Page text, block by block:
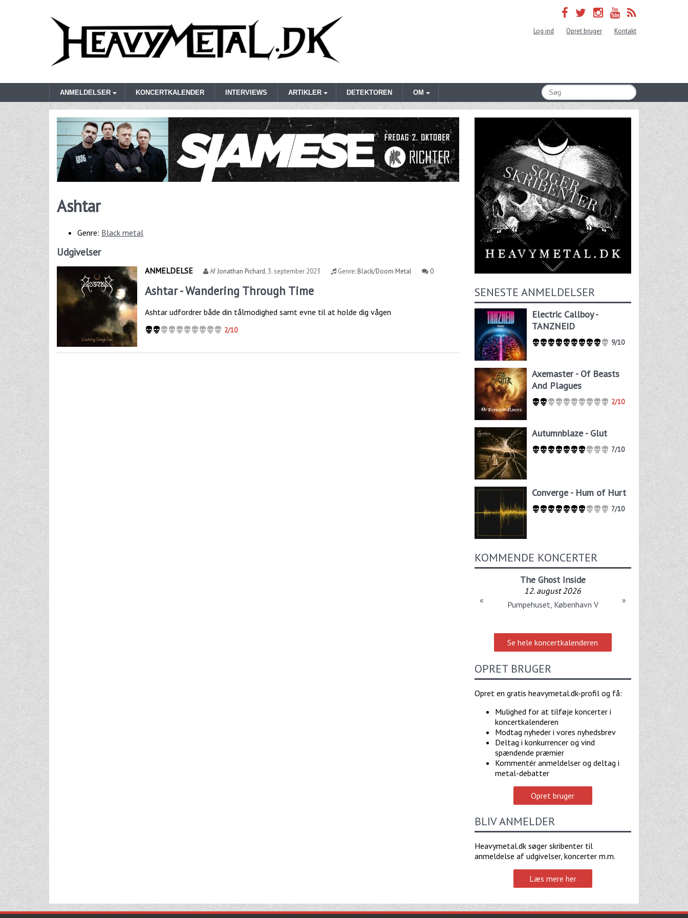
Log ind Opret bruger Kontakt
ANMELDELSER KONCERTKALENDER INTERVIEWS ARTIKLER DETEKTOREN OM
Ashtar
Genre: Black metal
Udgivelser
ANMELDELSE AfJonathan Pichard, 3. september 2023 Genre:Black/Doom Metal 0
Ashtar - Wandering Through Time
Ashtar udfordrer både din tålmodighed samt evne til at holde dig vågen
2/10
SENESTE ANMELDELSER
Electric Callboy -
TANZNEID
9/10
Axemaster - Of Beasts
And Plagues
2/10
Autumnblaze - Glut
7/10
Converge - Hum of Hurt
7/10
KOMMENDE KONCERTER
The Ghost Inside
12. august 2026
Pumpehuset, København V
« »
Se hele koncertkalenderen
OPRET BRUGER
Opret en gratis heavymetal.dk-profil og få:
Mulighed for at tilføje koncerter i
koncertkalenderen
Modtag nyheder i vores nyhedsbrev
Deltag i konkurrencer og vind
spændende præmier
Kommentér anmeldelser og deltag i
metal-debatter
Opret bruger
BLIV ANMELDER
Heavymetal.dk søger skribenter til
anmeldelse af udgivelser, koncerter m.m.
Læs mere her